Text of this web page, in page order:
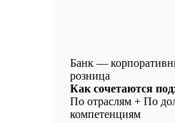
Банк —
розница
Как сочетаются
По отраслям + По
компетенциям